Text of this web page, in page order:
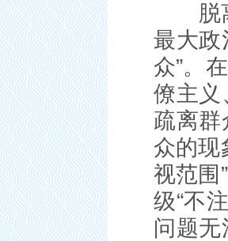
脱离
最大政
众”。
僚主义
疏离群
众的现
视范围
级“不
问题